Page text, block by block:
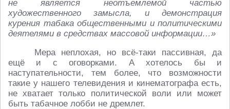
не является неотъемлемой частью
художественного замысла, и демонстрация
курения табака общественными и политическими
деятелями в средствах массовой информации…»
Мера неплохая, но всё-таки пассивная, да
ещё и с оговорками. А хотелось бы и
наступательности, тем более, что возможности
такие у нашего телевидения и кинематографа есть,
не хватает только политической воли или может
быть табачное лобби не дремлет.